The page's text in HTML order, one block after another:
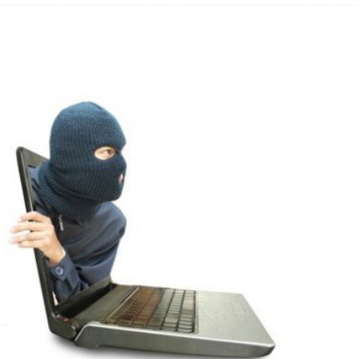
Verbraucher gestärkt – Gerichtsurteil zu Apple